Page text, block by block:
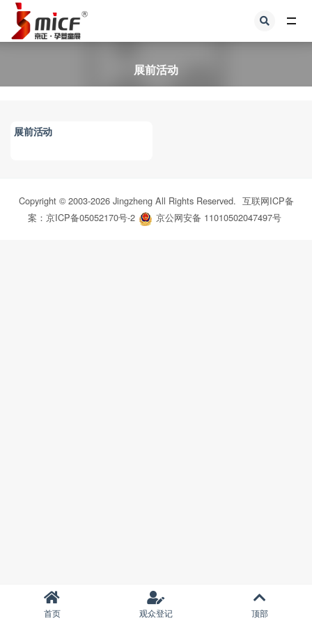
展前活动
展前活动
Copyright © 2003-2026Jingzheng All Rights Reserved. 互联网ICP备
案：京ICP备05052170号-2
京公网安备 11010502047497号
首页 观众登记 顶部
全部